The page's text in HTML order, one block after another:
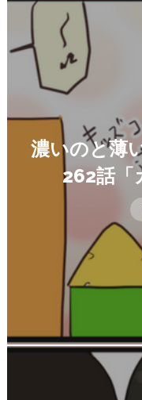
濃いのと薄
262話「